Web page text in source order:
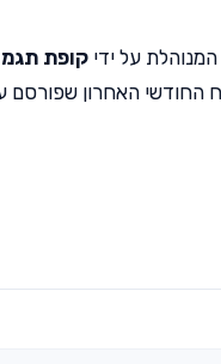
על ידי קופת
החודשי האחרון שפורסם